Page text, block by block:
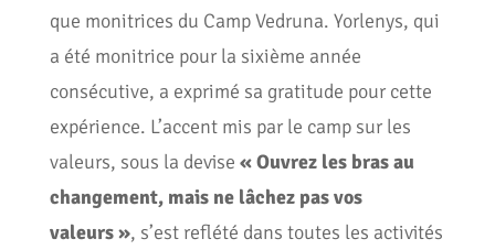
que monitrices du Camp Vedruna. Yorlenys, qui
a été monitrice pour la sixième année
consécutive, a exprimé sa gratitude pour cette
expérience. L’accent mis par le camp sur les
valeurs, sous la devise « Ouvrez les bras au
changement, mais ne lâchez pas vos
valeurs », s’est reflété dans toutes les activités